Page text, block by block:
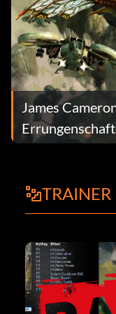
James
TRAINER